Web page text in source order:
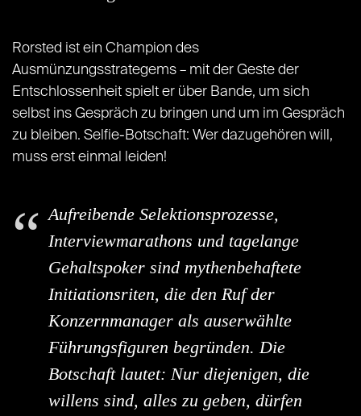
Rorsted ist ein Champion des
Ausmünzungsstrategems – mit der Geste der
Entschlossenheit spielt er über Bande, um sich
selbst ins Gespräch zu bringen und um im Gespräch
zu bleiben. Selfie-Botschaft: Wer dazugehören will,
muss erst einmal leiden!
Aufreibende Selektionsprozesse,
Interviewmarathons und tagelange
Gehaltspoker sind mythenbehaftete
Initiationsriten, die den Ruf der
Konzernmanager als auserwählte
Führungsfiguren begründen. Die
Botschaft lautet: Nur diejenigen, die
willens sind, alles zu geben, dürfen